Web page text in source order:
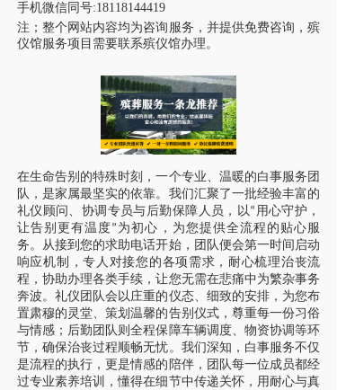
手机微信同号:18118144419
注；整个网站内容均为咨询服务，并提供免费咨询，殡
仪馆服务项目需要联系殡仪馆办理。
在生命告别的特殊时刻，一个专业、温暖的白事服务团
队，是家属最坚实的依靠。我们汇聚了一批经验丰富的
礼仪顾问、协调专员与后勤保障人员，以“ 用心守护，
让告别更有温度” 为初心，为您提供全流程的贴心服
务。从接到您的求助电话开始，团队便会第一时间启动
响应机制，专人对接您的各项需求，耐心梳理治丧流
程，协助办理各类手续，让您无需在悲痛中为繁杂事务
奔波。礼仪团队会以庄重的仪态、细致的安排，为您布
置肃穆的灵堂、策划温馨的告别仪式，尊重每一份习俗
与情感；后勤团队则全程保障车辆调度、物资协调等环
节，确保治丧过程顺畅无忧。我们深知，白事服务不仅
是流程的执行，更是情感的陪伴，团队每一位成员都经
过专业素养培训，懂得在细节中传递关怀，用耐心与真